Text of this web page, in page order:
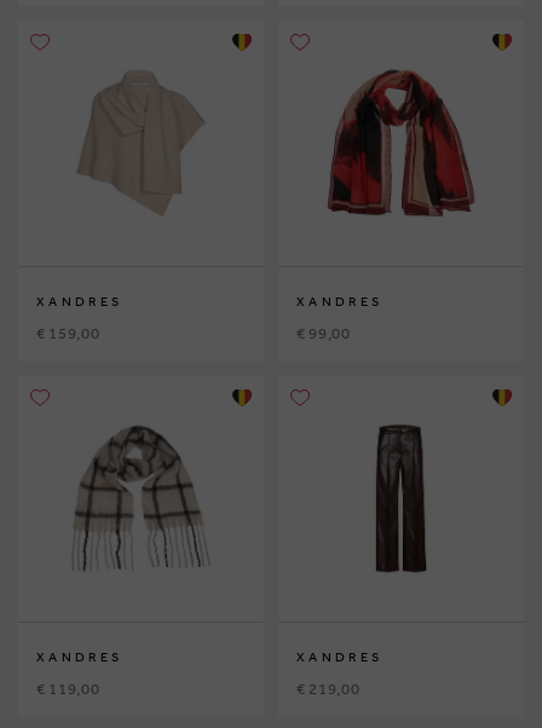
XANDRES
€ 159,00
XANDRES
€ 99,00
XANDRES
€ 119,00
XANDRES
€ 219,00